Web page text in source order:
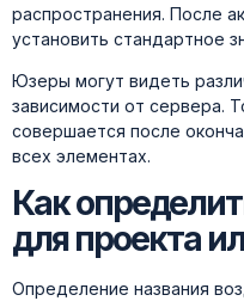
распространения. После
установить стандартное
Юзеры могут видеть
зависимости от сервера.
совершается после
всех элементах.
Как
для проекта
Определение названия